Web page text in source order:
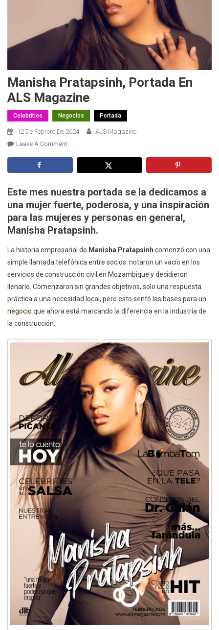
Manisha Pratapsinh, Portada En
ALS Magazine
Celebrities Negocios Portada
12 De Febrero De 2024
ALS Magazine
Leave A CommentOn
En
Magazine
Este mes nuestra portada se la dedicamos a
una mujer fuerte, poderosa, y una inspiración
para las mujeres y personas en general,
Manisha Pratapsinh.
La historia empresarial de Manisha Pratapsinh comenzó con una
simple llamada telefónica entre socios: notaron un vacío en los
servicios de construcción civil en Mozambique y decidieron
llenarlo. Comenzaron sin grandes objetivos, solo una respuesta
práctica a una necesidad local, pero esto sentó las bases para un
negocio que ahora está marcando la diferencia en la industria de
la construcción.